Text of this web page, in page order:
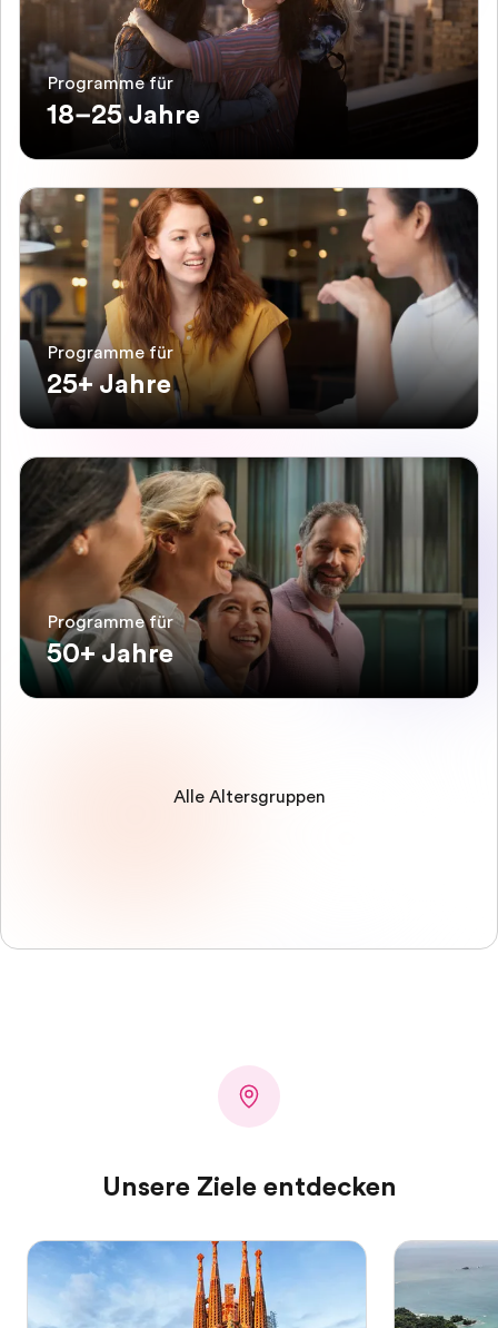
Programme für
18–25 Jahre
Programme für
25+ Jahre
Programme für
50+ Jahre
Alle Altersgruppen
Unsere Ziele entdecken